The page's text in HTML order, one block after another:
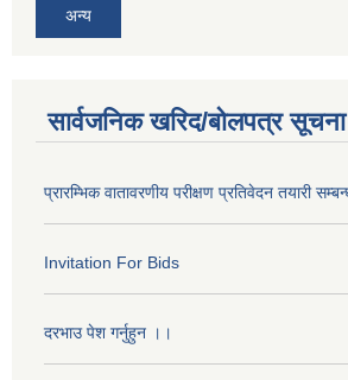
अन्य
सार्वजनिक खरिद/बोलपत्र सूचना
प्रारम्भिक वातावरणीय परीक्षण प्रतिवेदन तयारी
Invitation For Bids
दरभाउ पेश गर्नुहुन ।।